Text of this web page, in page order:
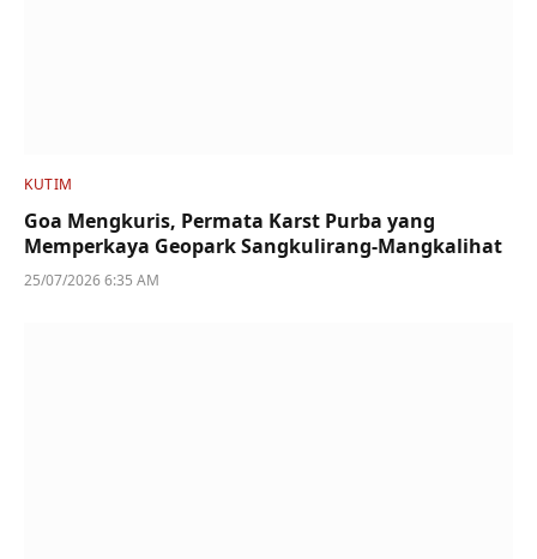
KUTIM
Goa Mengkuris, Permata Karst Purba yang
Memperkaya Geopark Sangkulirang-Mangkalihat
25/07/2026 6:35 AM